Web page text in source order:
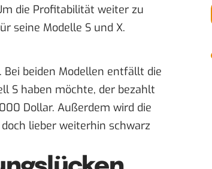
die Profitabilität weiter zu
seine Modelle S und X.
beiden Modellen entfällt die
S haben möchte, der bezahlt
Dollar. Außerdem wird die
lieber weiterhin schwarz